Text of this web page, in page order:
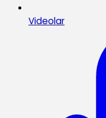
Videolar